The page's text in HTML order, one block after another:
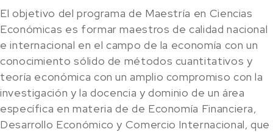
El objetivo del programa de Maestría en Ciencias
Económicas es formar maestros de calidad nacional
e internacional en el campo de la economía con un
conocimiento sólido de métodos cuantitativos y
teoría económica con un amplio compromiso con la
investigación y la docencia y dominio de un área
específica en materia de de Economía Financiera,
Desarrollo Económico y Comercio Internacional, que